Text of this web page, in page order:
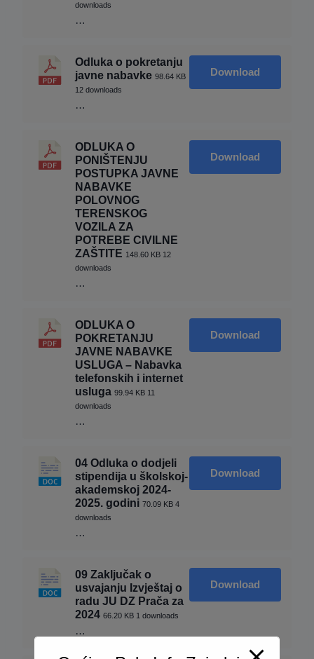
downloads
…
Odluka o pokretanju
javne nabavke 98.64 KB
12 downloads
…
Download
ODLUKA O
PONIŠTENJU
POSTUPKA JAVNE
NABAVKE
POLOVNOG
TERENSKOG
VOZILA ZA
POTREBE CIVILNE
ZAŠTITE 148.60 KB 12
downloads
…
Download
ODLUKA O
POKRETANJU
JAVNE NABAVKE
USLUGA – Nabavka
telefonskih i internet
usluga 99.94 KB 11
downloads
…
Download
04 Odluka o dodjeli
stipendija u školskoj-
akademskoj 2024-
2025. godini 70.09 KB 4
downloads
…
Download
09 Zaključak o
usvajanju Izvještaj o
radu JU DZ Prača za
2024 66.20 KB 1 downloads
…
Download